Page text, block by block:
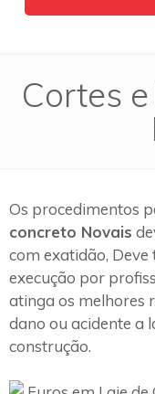
Cortes
Os procedimentos
concreto Novais
com exatidão,
execução por
atinga os melhores
dano ou acidente a
construção.